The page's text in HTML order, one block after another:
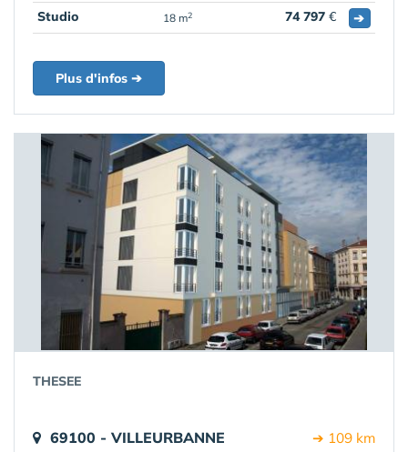
Studio 18 m2 74 797 € ➔
Plus d'infos ➔
THESEE
69100 - VILLEURBANNE ➔ 109 km